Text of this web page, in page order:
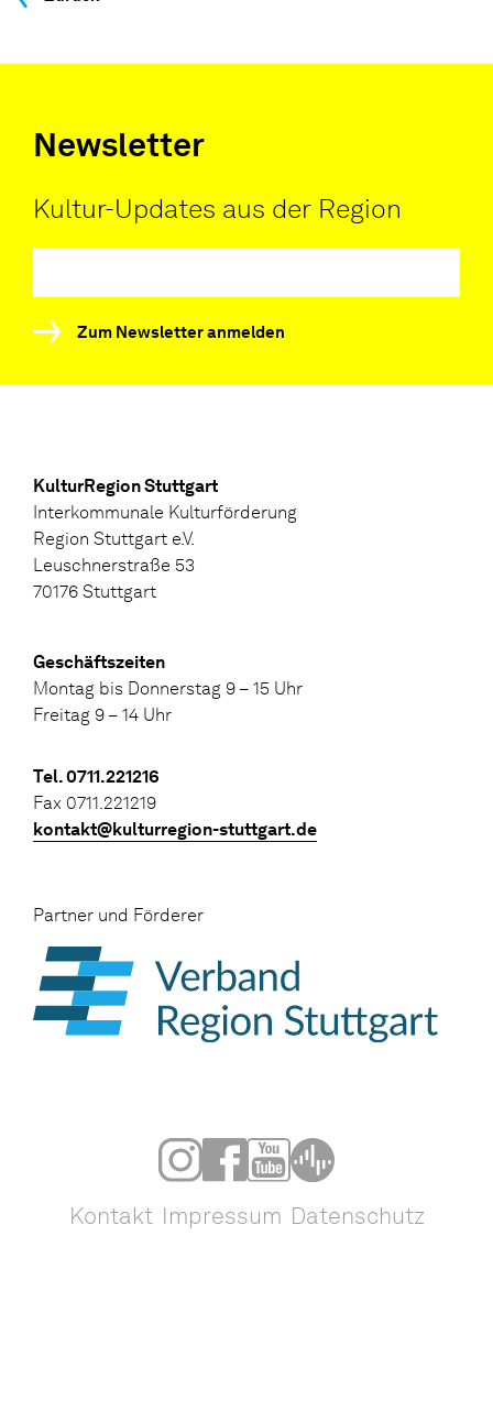
Newsletter
Kultur-Updates aus der Region
Zum Newsletter anmelden
KulturRegion Stuttgart
Interkommunale Kulturförderung
Region Stuttgart e.V.
Leuschnerstraße 53
70176 Stuttgart
Geschäftszeiten
Montag bis Donnerstag 9 – 15 Uhr
Freitag 9 – 14 Uhr
Tel. 0711.221216
Fax 0711.221219
kontakt@kulturregion-stuttgart.de
Partner und Förderer
Kontakt Impressum Datenschutz